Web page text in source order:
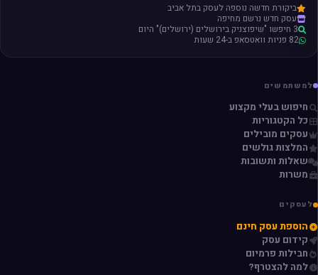
ביקורת חדשה נוספה לעסק בתל אביב
עסק חדש נרשם מחיפה
3 חיפשו "שיפוצניק בירושלים (ירושלים)" היום
82 פניות וואטסאפ ב-24 שעות
למשתמשים
חיפוש בעלי מקצוע
כל הקטגוריות
עסקים מובילים
המלצות גולשים
שאלות ותשובות
משרות
לעסקים
הוספת עסק חינם
קידום עסק
חבילות פרמיום
למה להצטרף?